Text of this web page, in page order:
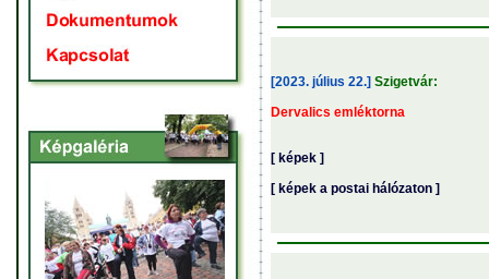
[2023. július 22.] Szigetvár:
Dervalics emléktorna
[ képek ]
[ képek a postai hálózaton ]